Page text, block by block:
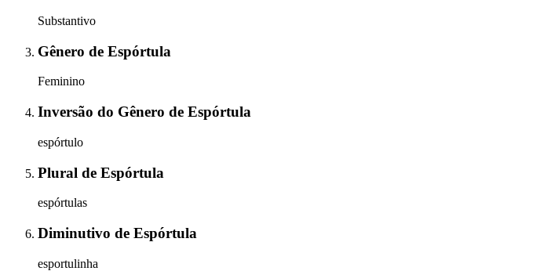
Substantivo
Gênero de Espórtula
Feminino
Inversão do Gênero de Espórtula
espórtulo
Plural de Espórtula
espórtulas
Diminutivo de Espórtula
esportulinha